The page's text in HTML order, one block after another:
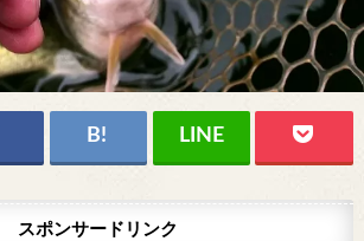
スポンサードリンク